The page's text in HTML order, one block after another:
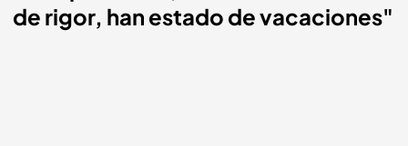
de rigor, han estado de vacaciones"